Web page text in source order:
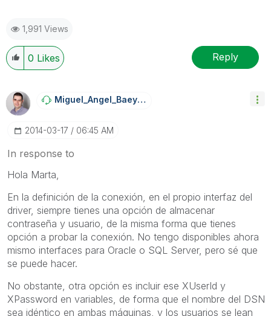
1,991 Views
0 Likes Reply
Miguel_Angel_BaEyens
‎2014-03-17 06:45 AM
In response to
Hola Marta,
En la definición de la conexión, en el propio interfaz del
driver, siempre tienes una opción de almacenar
contraseña y usuario, de la misma forma que tienes
opción a probar la conexión. No tengo disponibles ahora
mismo interfaces para Oracle o SQL Server, pero sé que
se puede hacer.
No obstante, otra opción es incluir ese XUserId y
XPassword en variables, de forma que el nombre del DSN
sea idéntico en ambas máquinas, y los usuarios se lean